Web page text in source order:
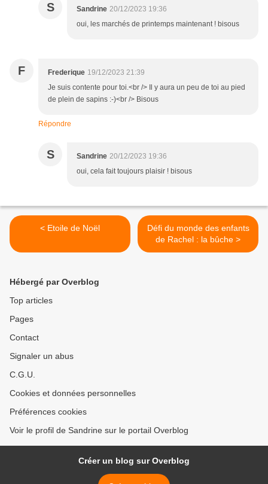
S Sandrine 20/12/2023 19:36
oui, les marchés de printemps maintenant ! bisous
F Frederique 19/12/2023 21:39
Je suis contente pour toi.<br /> Il y aura un peu de toi au pied
de plein de sapins :-)<br /> Bisous
Répondre
S Sandrine 20/12/2023 19:36
oui, cela fait toujours plaisir ! bisous
< Etoile de Noël
Défi du monde des enfants
de Rachel : la bûche >
Hébergé par Overblog
Top articles
Pages
Contact
Signaler un abus
C.G.U.
Cookies et données personnelles
Préférences cookies
Voir le profil de Sandrine sur le portail Overblog
Créer un blog sur Overblog